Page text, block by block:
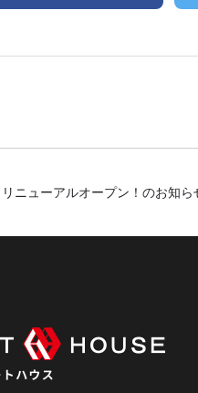
リニューアルオープン！のお知ら